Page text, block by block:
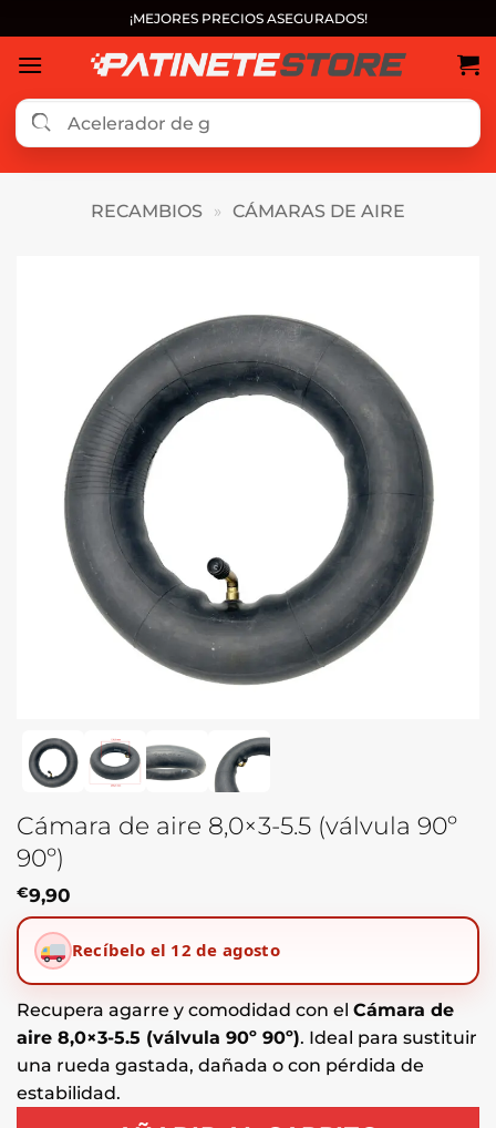
al
contenido
¡MEJORES PRECIOS ASEGURADOS!
RECAMBIOS » CÁMARAS DE AIRE
Cámara de aire 8,0×3-5.5 (válvula 90º
90º)
€9,90
Recíbelo el 12 de agosto
Recupera agarre y comodidad con el Cámara de
aire 8,0×3-5.5 (válvula 90º 90º). Ideal para sustituir
una rueda gastada, dañada o con pérdida de
estabilidad.